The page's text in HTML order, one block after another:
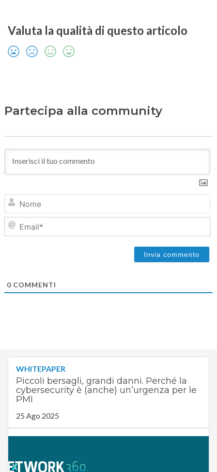
Valuta la qualità di questo articolo
Partecipa alla community
0COMMENTI
WHITEPAPER
Piccoli bersagli, grandi danni. Perché la
cybersecurity è (anche) un’urgenza per le
PMI
25 Ago 2025